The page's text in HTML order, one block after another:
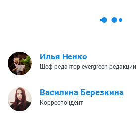
Илья Ненко
Шеф-редактор evergreen-редакции
Василина Березкина
Корреспондент